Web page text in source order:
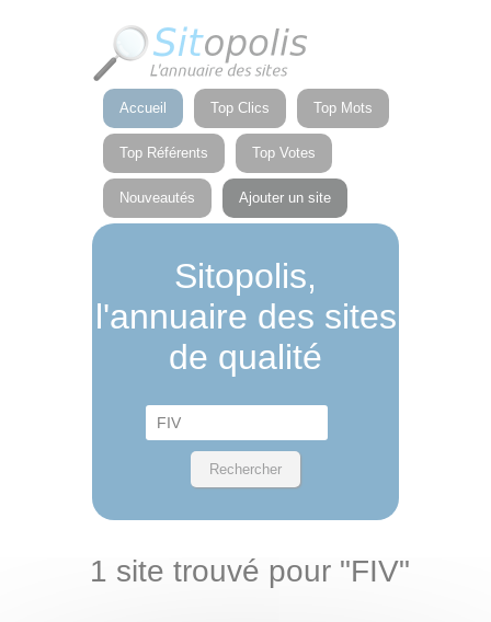
Accueil Top Clics Top Mots
Top Référents Top Votes
Nouveautés Ajouter un site
Sitopolis,
l'annuaire des sites
de qualité
1 site trouvé pour "FIV"